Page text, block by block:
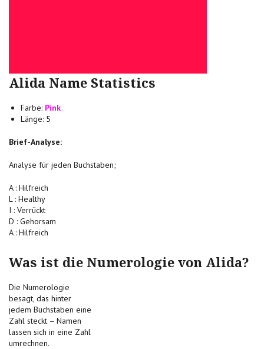
Alida Name Statistics
Farbe: Pink
Länge: 5
Brief-Analyse:
Analyse für jeden Buchstaben;
A : Hilfreich
L : Healthy
I : Verrückt
D : Gehorsam
A : Hilfreich
Was ist die Numerologie von Alida?
Die Numerologie
besagt, das hinter
jedem Buchstaben eine
Zahl steckt – Namen
lassen sich in eine Zahl
umrechnen.